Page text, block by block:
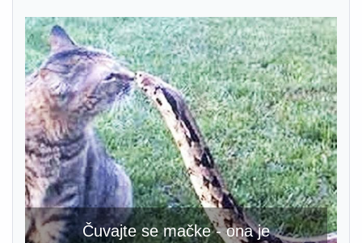
Čuvajte se mačke - ona je